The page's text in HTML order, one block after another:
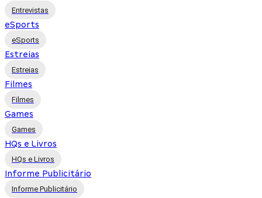
Entrevistas
eSports
eSports
Estreias
Estreias
Filmes
Filmes
Games
Games
HQs e Livros
HQs e Livros
Informe Publicitário
Informe Publicitário